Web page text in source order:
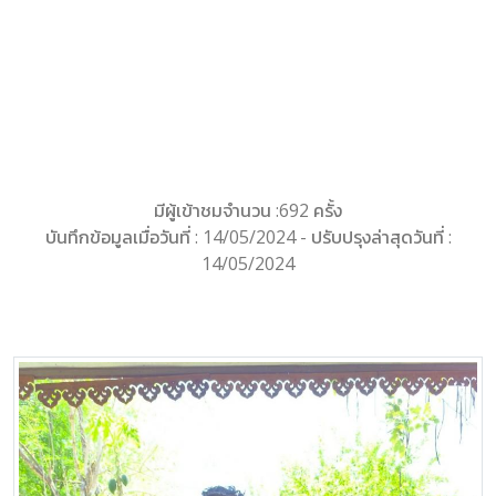
มีผู้เข้าชมจำนวน :692 ครั้ง
บันทึกข้อมูลเมื่อวันที่ : 14/05/2024 - ปรับปรุงล่าสุดวันที่ :
14/05/2024